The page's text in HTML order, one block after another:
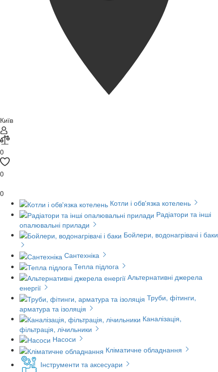
Київ
0
0
0
Котли і обв'язка котелень
Радіатори та інші
опалювальні прилади
Бойлери, водонагрівачі і баки
Сантехніка
Тепла підлога
Альтернативні джерела
енергії
Труби, фітинги,
арматура та ізоляція
Каналізація,
фільтрація, лічильники
Насоси
Кліматичне обладнання
Інструменти та аксесуари